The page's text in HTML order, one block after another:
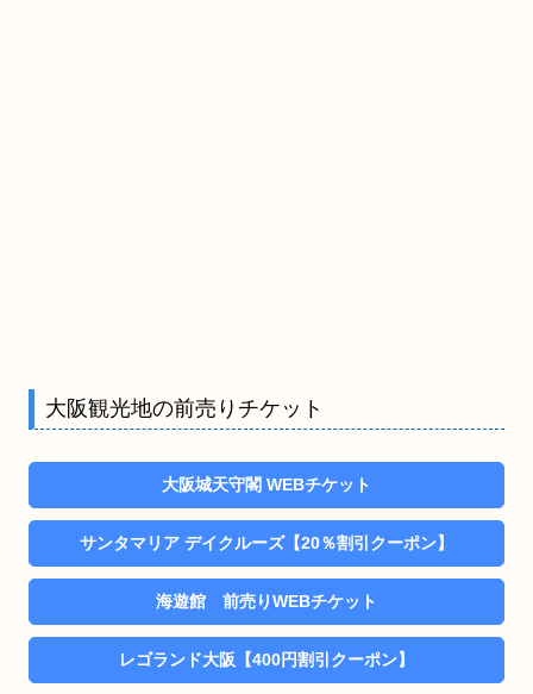
大阪観光地の前売りチケット
大阪城天守閣 WEBチケット
サンタマリア デイクルーズ【20％割引クーポン】
海遊館 前売りWEBチケット
レゴランド大阪【400円割引クーポン】